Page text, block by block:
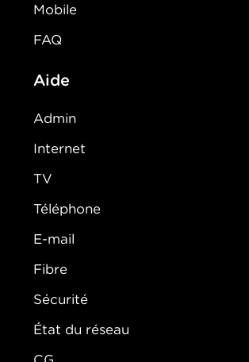
Mobile
FAQ
Aide
Admin
Internet
TV
Téléphone
E-mail
Fibre
Sécurité
État du réseau